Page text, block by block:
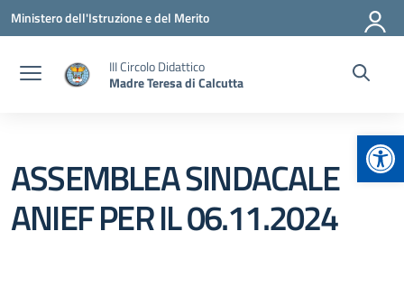
Vai ai contenuti
Vai al menu di navigazione
Vai al footer
Ministero dell'Istruzione e del Merito
III Circolo Didattico
Madre Teresa di Calcutta
ASSEMBLEA SINDACALE
ANIEF PER IL 06.11.2024